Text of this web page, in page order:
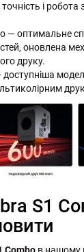
і робота
— оптимальне
оновлена
друку.
S1